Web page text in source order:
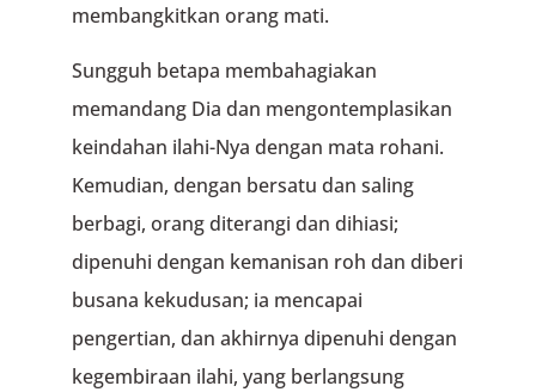
membangkitkan orang mati.
Sungguh betapa membahagiakan
memandang Dia dan mengontemplasikan
keindahan ilahi-Nya dengan mata rohani.
Kemudian, dengan bersatu dan saling
berbagi, orang diterangi dan dihiasi;
dipenuhi dengan kemanisan roh dan diberi
busana kekudusan; ia mencapai
pengertian, dan akhirnya dipenuhi dengan
kegembiraan ilahi, yang berlangsung